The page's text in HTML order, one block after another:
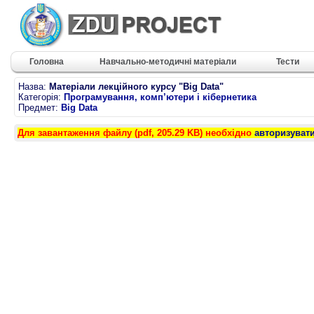
Головна Навчально-методичні матеріали Тести
Назва: Матеріали лекційного курсу "Big Data"
Категорія: Програмування, комп’ютери і кібернетика
Предмет: Big Data
Для завантаження файлу (pdf, 205.29 KB) необхідно